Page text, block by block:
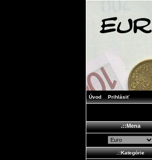
Úvod Prihlásiť
.::Mena
.::Kategórie